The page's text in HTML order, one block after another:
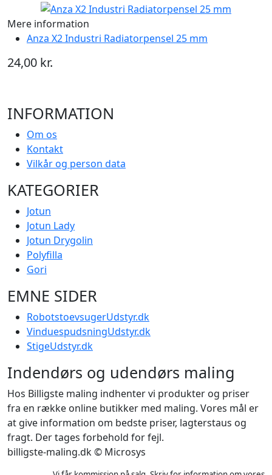
Mere information
Anza X2 Industri Radiatorpensel 25 mm
24,00 kr.
INFORMATION
Om os
Kontakt
Vilkår og person data
KATEGORIER
Jotun
Jotun Lady
Jotun Drygolin
Polyfilla
Gori
EMNE SIDER
RobotstoevsugerUdstyr.dk
VinduespudsningUdstyr.dk
StigeUdstyr.dk
Indendørs og udendørs maling
Hos Billigste maling indhenter vi produkter og priser
fra en række online butikker med maling. Vores mål er
at give information om bedste priser, lagterstaus og
fragt. Der tages forbehold for fejl.
billigste-maling.dk © Microsys